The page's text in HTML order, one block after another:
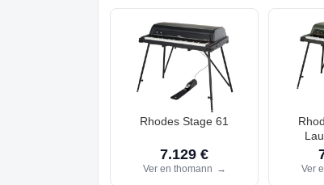
Rhodes Stage 61
7.129 €
Ver en thomann → Ver